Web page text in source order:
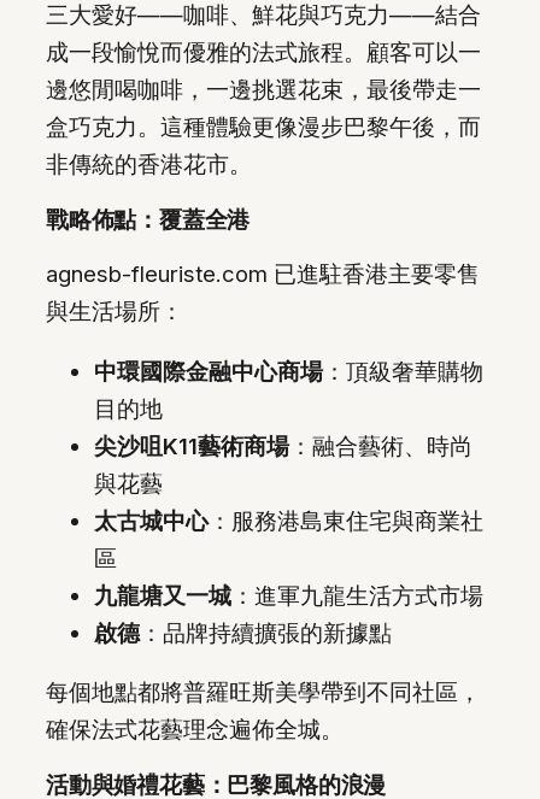
三大愛好——咖啡、鮮花與巧克力——結合
成一段愉悅而優雅的法式旅程。顧客可以一
邊悠閒喝咖啡，一邊挑選花束，最後帶走一
盒巧克力。這種體驗更像漫步巴黎午後，而
非傳統的香港花市。
戰略佈點：覆蓋全港
agnesb-fleuriste.com 已進駐香港主要零售
與生活場所：
中環國際金融中心商場：頂級奢華購物
目的地
尖沙咀K11藝術商場：融合藝術、時尚
與花藝
太古城中心：服務港島東住宅與商業社
區
九龍塘又一城 ：進軍九龍生活方式市場
啟德：品牌持續擴張的新據點
每個地點都將普羅旺斯美學帶到不同社區，
確保法式花藝理念遍佈全城。
活動與婚禮花藝：巴黎風格的浪漫